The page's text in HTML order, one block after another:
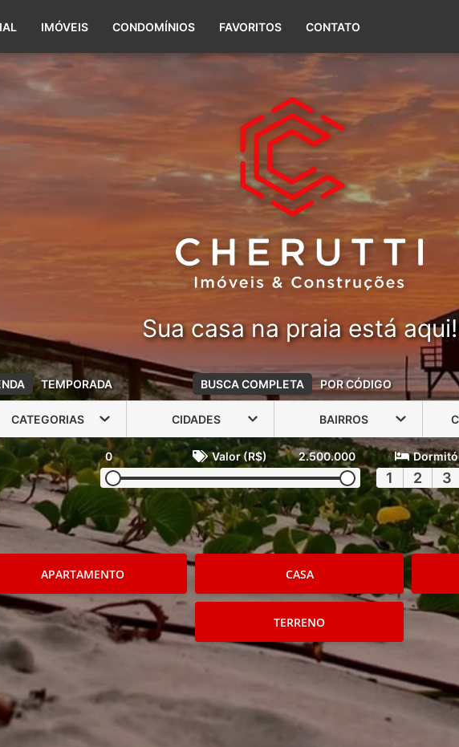
(51) 99656-5588
IMÓVEIS CONDOMÍNIOS FAVORITOS CONTATO
Sua casa na praia está aqui!
TEMPORADA BUSCA COMPLETA POR CÓDIGO
CATEGORIAS CIDADES BAIRROS
0 Valor (R$) 2.500.000
1 2 3
APARTAMENTO CASA
TERRENO